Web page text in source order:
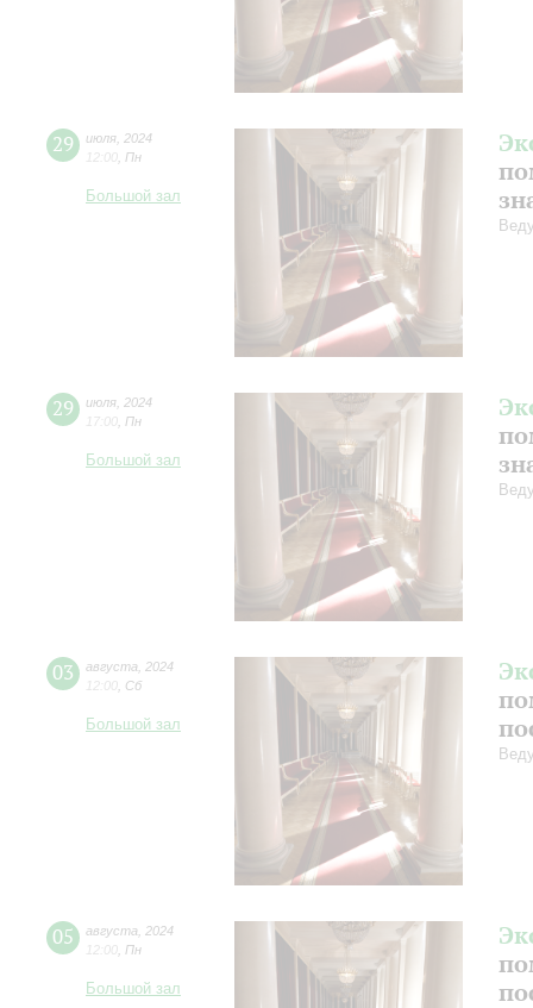
29 июля 2024
12:00 Пн
Большой зал
29 июля 2024
17:00 Пн
Большой зал
03 августа
2024
12:00 Сб
Большой зал
05 августа
2024
12:00 Пн
Большой зал